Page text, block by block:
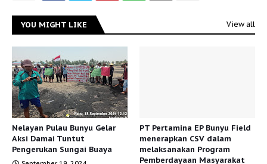
YOU MIGHT LIKE View all
Nelayan Pulau Bunyu Gelar
Aksi Damai Tuntut
Pengerukan Sungai Buaya
PT Pertamina EP Bunyu Field
menerapkan CSV dalam
melaksanakan Program
Pemberdayaan Masyarakat